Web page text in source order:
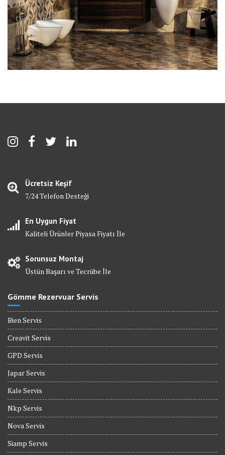
Ücretsiz Keşif
7/24 Telefon Desteği
En Uygun Fiyat
Kaliteli Ürünler Piyasa Fiyatı İle
Sorunsuz Montaj
Üstün Başarı ve Tecrübe İle
Gömme Rezervuar Servis
Bien Servis
Creavit Servis
GPD Servis
Japar Servis
Kale Servis
Nkp Servis
Nova Servis
Siamp Servis